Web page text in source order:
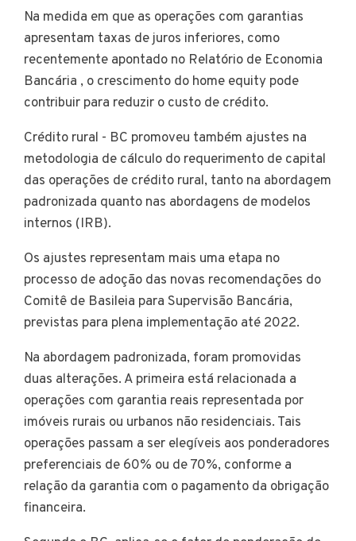
Na medida em que as operações com garantias
apresentam taxas de juros inferiores, como
recentemente apontado no Relatório de Economia
Bancária , o crescimento do home equity pode
contribuir para reduzir o custo de crédito.
Crédito rural - BC promoveu também ajustes na
metodologia de cálculo do requerimento de capital
das operações de crédito rural, tanto na abordagem
padronizada quanto nas abordagens de modelos
internos (IRB).
Os ajustes representam mais uma etapa no
processo de adoção das novas recomendações do
Comitê de Basileia para Supervisão Bancária,
previstas para plena implementação até 2022.
Na abordagem padronizada, foram promovidas
duas alterações. A primeira está relacionada a
operações com garantia reais representada por
imóveis rurais ou urbanos não residenciais. Tais
operações passam a ser elegíveis aos ponderadores
preferenciais de 60% ou de 70%, conforme a
relação da garantia com o pagamento da obrigação
financeira.